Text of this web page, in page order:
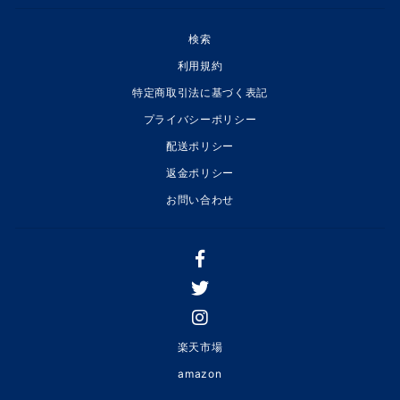
検索
利用規約
特定商取引法に基づく表記
プライバシーポリシー
配送ポリシー
返金ポリシー
お問い合わせ
楽天市場
amazon